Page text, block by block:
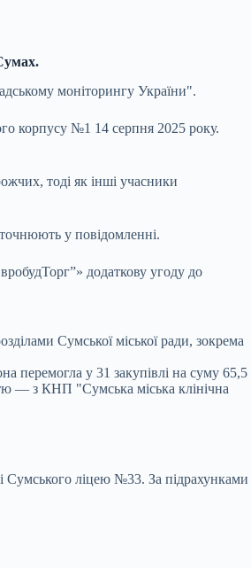
моніторингу України".
корпусу №1 14 серпня 2025 року.
тоді як інші учасники
у повідомленні.
додаткову угоду до
Сумської міської ради, зокрема
перемогла у 31 закупівлі на суму 65,5
— з КНП "Сумська міська клінічна
Сумського ліцею №33. За підрахунками